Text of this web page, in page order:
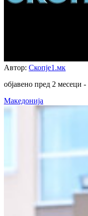
Автор: Скопје1.мк
објавено пред 2 месеци -
Македонија